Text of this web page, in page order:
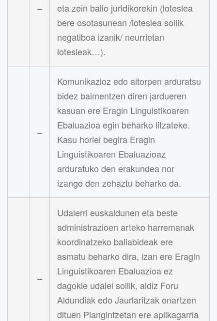
–
eta zein balio juridikorekin (loteslea
bere osotasunean /loteslea soilik
negatiboa izanik/ neurrietan
lotesleak…).
–
Komunikazioz edo aitorpen arduratsu
bidez baimentzen diren jardueren
kasuan ere Eragin Linguistikoaren
Ebaluazioa egin beharko litzateke.
Kasu horiei begira Eragin
Linguistikoaren Ebaluazioaz
arduratuko den erakundea nor
izango den zehaztu beharko da.
–
Udalerri euskaldunen eta beste
administrazioen arteko harremanak
koordinatzeko baliabideak ere
asmatu beharko dira, izan ere Eragin
Linguistikoaren Ebaluazioa ez
dagokie udalei soilik, aldiz Foru
Aldundiak edo Jaurlaritzak onartzen
dituen Plangintzetan ere aplikagarria